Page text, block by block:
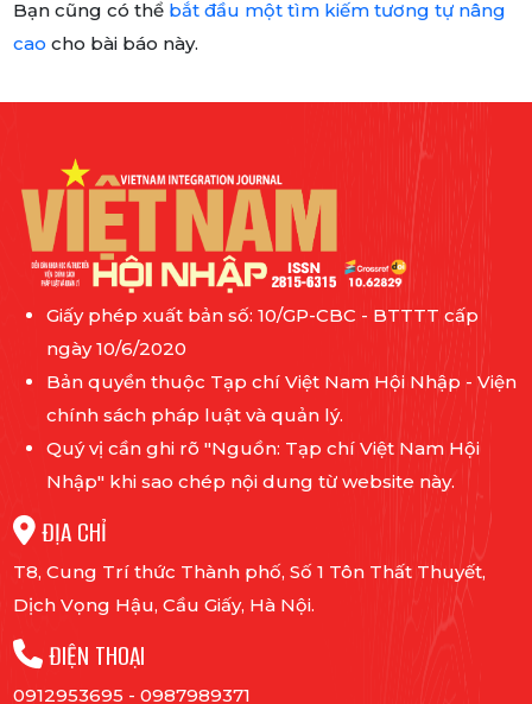
Bạn cũng có thể bắt đầu một tìm kiếm tương tự nâng
cao cho bài báo này.
Giấy phép xuất bản số: 10/GP-CBC - BTTTT cấp
ngày 10/6/2020
Bản quyền thuộc Tạp chí Việt Nam Hội Nhập - Viện
chính sách pháp luật và quản lý.
Quý vị cần ghi rõ "Nguồn: Tạp chí Việt Nam Hội
Nhập" khi sao chép nội dung từ website này.
ĐỊA CHỈ
T8, Cung Trí thức Thành phố, Số 1 Tôn Thất Thuyết,
Dịch Vọng Hậu, Cầu Giấy, Hà Nội.
ĐIỆN THOẠI
0912953695 - 0987989371